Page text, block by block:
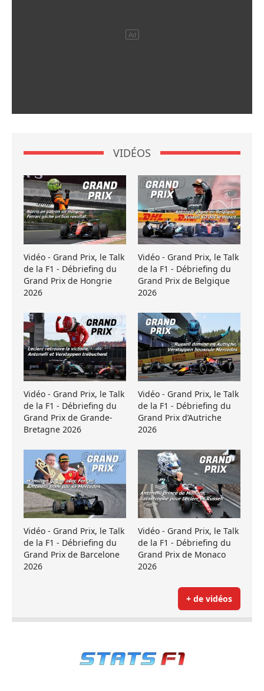
VIDÉOS
Vidéo - Grand Prix, le Talk
de la F1 - Débriefing du
Grand Prix de Hongrie
2026
Vidéo - Grand Prix, le Talk
de la F1 - Débriefing du
Grand Prix de Belgique
2026
Vidéo - Grand Prix, le Talk
de la F1 - Débriefing du
Grand Prix de Grande-
Bretagne 2026
Vidéo - Grand Prix, le Talk
de la F1 - Débriefing du
Grand Prix d’Autriche
2026
Vidéo - Grand Prix, le Talk
de la F1 - Débriefing du
Grand Prix de Barcelone
2026
Vidéo - Grand Prix, le Talk
de la F1 - Débriefing du
Grand Prix de Monaco
2026
+ de vidéos